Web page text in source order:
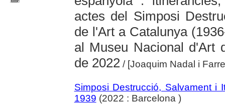
actes del Simposi
de l'Art a Catalunya
al Museu Nacional d'Art
de 2022/ [Joaquim Nadal i
Simposi Destrucció, Salvament i
1939 (2022 : Barcelona )